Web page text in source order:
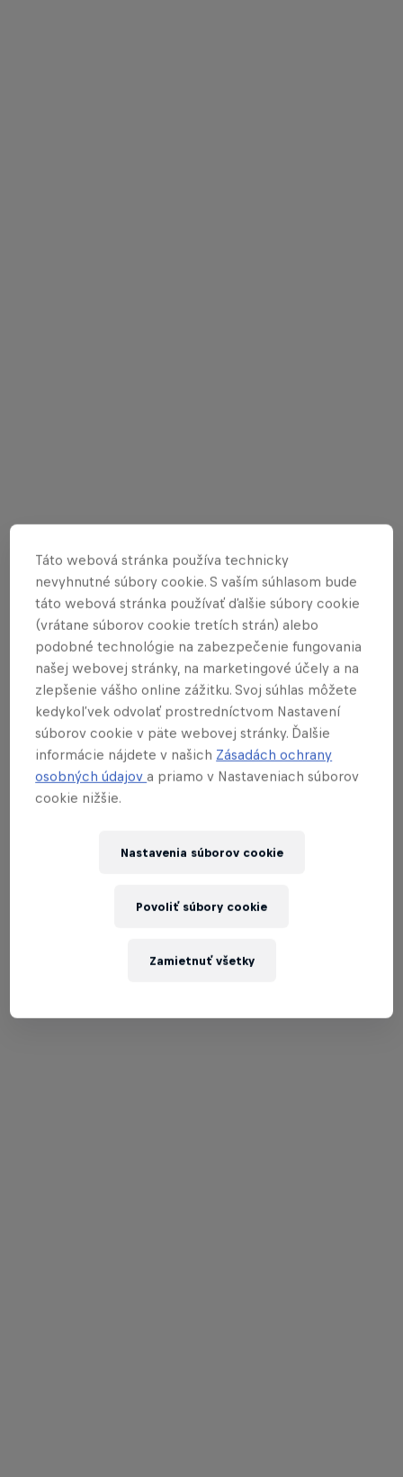
02
Táto webová stránka používa technicky
nevyhnutné súbory cookie. S vaším súhlasom bude
táto webová stránka používať ďalšie súbory cookie
(vrátane súborov cookie tretích strán) alebo
podobné technológie na zabezpečenie fungovania
našej webovej stránky, na marketingové účely a na
zlepšenie vášho online zážitku. Svoj súhlas môžete
kedykoľvek odvolať prostredníctvom Nastavení
súborov cookie v päte webovej stránky. Ďalšie
informácie nájdete v našich Zásadách ochrany
osobných údajova priamo v Nastaveniach súborov
cookie nižšie.
Nastavenia súborov cookie
Zamietnuť všetky
Povoliť súbory cookie